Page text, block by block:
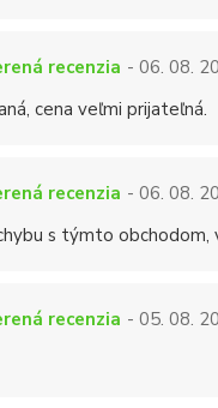
recenzia - 06. 08.
cena veľmi prijateľná.
recenzia - 06. 08.
s týmto obchodom,
recenzia - 05. 08.